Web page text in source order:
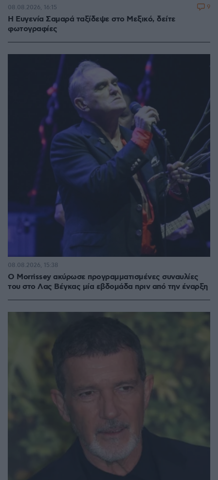
Η Ευγενία Σαμαρά ταξίδεψε στο Μεξικό, δείτε
φωτογραφίες
08.08.2026, 16:15 9
Ο Morrissey ακύρωσε προγραμματισμένες συναυλίες
του στο Λας Βέγκας μία εβδομάδα πριν από την έναρξη
08.08.2026, 15:38